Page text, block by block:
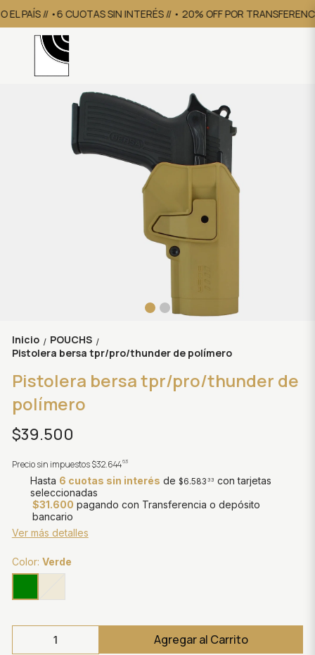
PAÍS // •6 CUOTAS SIN INTERÉS // • 20% OFF POR
Inicio / POUCHS /
Pistolera bersa tpr/pro/thunder de polímero
Pistolera bersa tpr/pro/thunder de
polímero
$39.500
Precio sin impuestos$32.64463
Hasta 6 cuotas sin interés de $6.583 33 con tarjetas
seleccionadas
$31.600 pagando con Transferencia o depósito
bancario
Ver más detalles
Color: Verde
Agregar al Carrito